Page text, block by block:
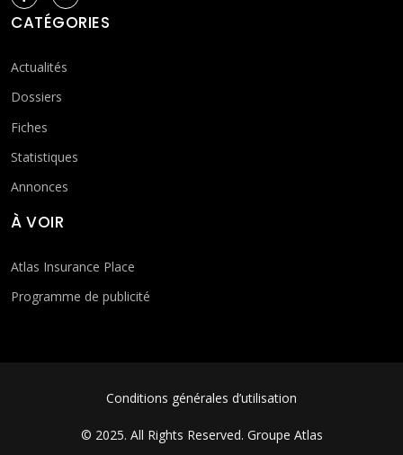
CATÉGORIES
Actualités
Dossiers
Fiches
Statistiques
Annonces
À VOIR
Atlas Insurance Place
Programme de publicité
FOOTER MENUConditions générales d’utilisation
© 2025. All Rights Reserved. Groupe Atlas